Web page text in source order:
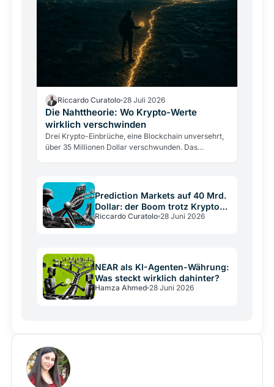
Riccardo Curatolo 28 Juli 2026
Die Nahttheorie: Wo Krypto-Werte
wirklich verschwinden
Drei Krypto-Einbrüche, eine Blockchain unversehrt,
über 35 Millionen Dollar verschwunden. Das
Prediction Markets auf 40 Mrd.
Dollar: der Boom trotz Krypto-
Crash
Riccardo Curatolo 28 Juni 2026
NEAR als KI-Agenten-Währung:
Was steckt wirklich dahinter?
Hamza Ahmed 28 Juni 2026